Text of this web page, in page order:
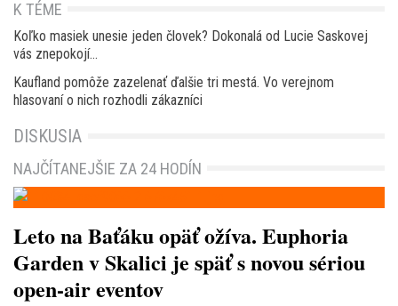
K TÉME
Koľko masiek unesie jeden človek? Dokonalá od Lucie Saskovej
vás znepokojí…
Kaufland pomôže zazelenať ďalšie tri mestá. Vo verejnom
hlasovaní o nich rozhodli zákazníci
DISKUSIA
NAJČÍTANEJŠIE ZA 24 HODÍN
Leto na Baťáku opäť ožíva. Euphoria
Garden v Skalici je späť s novou sériou
open-air eventov